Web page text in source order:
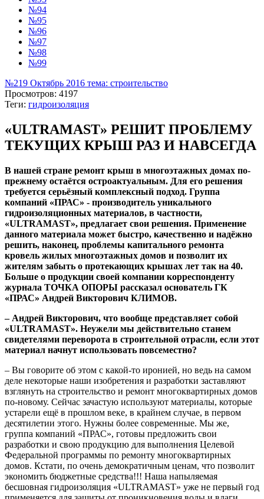
№94
№95
№96
№97
№98
№99
№219 Октябрь 2016 тема: строительство
Просмотров: 4197
Теги: гидроизоляция
«ULTRAMAST» РЕШИТ ПРОБЛЕМУ
ТЕКУЩИХ КРЫШ РАЗ И НАВСЕГДА
В нашей стране ремонт крыш в многоэтажных домах по-
прежнему остаётся остроактуальным. Для его решения
требуется серьёзный комплексный подход. Группа
компаний «ПРАС» - производитель уникального
гидроизоляционных материалов, в частности,
«ULTRAMAST», предлагает свои решения. Применение
данного материала может быстро, качественно и надёжно
решить, наконец, проблемы капитального ремонта
кровель жилых многоэтажных домов и позволит их
жителям забыть о протекающих крышах лет так на 40.
Больше о продукции своей компании корреспонденту
журнала ТОЧКА ОПОРЫ рассказал основатель ГК
«ПРАС» Андрей Викторович КЛИМОВ.
– Андрей Викторович, что вообще представляет собой
«ULTRAMAST». Неужели мы действительно станем
свидетелями переворота в строительной отрасли, если этот
материал начнут использовать повсеместно?
– Вы говорите об этом с какой-то иронией, но ведь на самом
деле некоторые наши изобретения и разработки заставляют
взглянуть на строительство и ремонт многоквартирных домов
по-новому. Сейчас зачастую используют материалы, которые
устарели ещё в прошлом веке, в крайнем случае, в первом
десятилетии этого. Нужны более современные. Мы же,
группа компаний «ПРАС», готовы предложить свои
разработки и свою продукцию для выполнения Целевой
Федеральной программы по ремонту многоквартирных
домов. Кстати, по очень демократичным ценам, что позволит
экономить бюджетные средства!!! Наша напыляемая
бесшовная гидроизоляция «ULTRAMAST» уже не первый год